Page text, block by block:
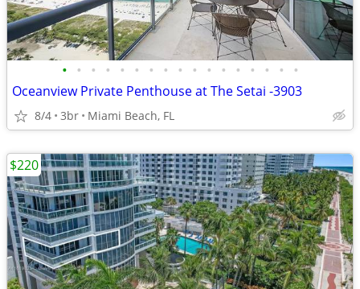
• • • • • • • • • • • • • • • • •
Oceanview Private Penthouse at The Setai -3903
8/4 3br Miami Beach, FL
$220